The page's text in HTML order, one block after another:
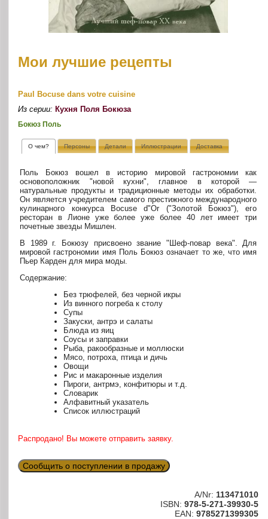
Мои лучшие рецепты
Paul Bocuse dans votre cuisine
Из серии: Кухня Поля Бокюза
Бокюз Поль
О чем? Персоны Детали Иллюстрации Доставка
Поль Бокюз вошел в историю мировой гастрономии как
основоположник "новой кухни", главное в которой —
натуральные продукты и традиционные методы их обработки.
Он является учредителем самого престижного международного
кулинарного конкурса Bocuse d"Or ("Золотой Бокюз"), его
ресторан в Лионе уже более уже более 40 лет имеет три
почетные звезды Мишлен.
В 1989 г. Бокюзу присвоено звание "Шеф-повар века". Для
мировой гастрономии имя Поль Бокюз означает то же, что имя
Пьер Карден для мира моды.
Содержание:
Без трюфелей, без черной икры
Из винного погреба к столу
Супы
Закуски, антрэ и салаты
Блюда из яиц
Соусы и заправки
Рыба, ракообразные и моллюски
Мясо, потроха, птица и дичь
Овощи
Рис и макаронные изделия
Пироги, антрмэ, конфитюры и т.д.
Словарик
Алфавитный указатель
Список иллюстраций
Распродано! Вы можете отправить заявку.
Сообщить о поступлении в продажу
A/Nr: 113471010
ISBN: 978-5-271-39930-5
EAN: 9785271399305